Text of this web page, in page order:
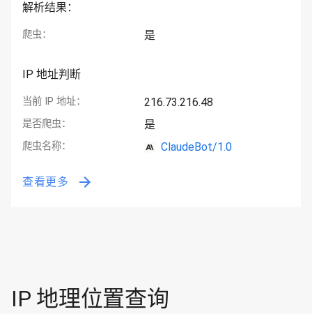
解析结果：
爬虫： 是
IP 地址判断
当前 IP 地址： 216.73.216.48
是否爬虫： 是
爬虫名称： ClaudeBot/1.0
查看更多
IP 地理位置查询